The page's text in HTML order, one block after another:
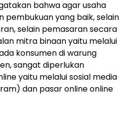
bahwa agar usaha
pembukuan yang baik, selain
selain pemasaran secara
mitra binaan yaitu melalui
konsumen di warung
sangat diperlukan
yaitu melalui sosial media
dan pasar online online